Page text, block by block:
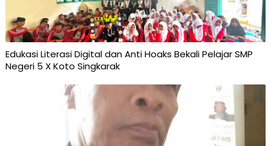
Edukasi Literasi Digital dan Anti Hoaks Bekali Pelajar SMP
Negeri 5 X Koto Singkarak